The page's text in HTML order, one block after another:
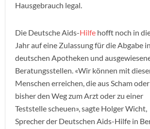
Hausgebrauch legal.
Die Deutsche Aids-Hilfe hofft noch in
Jahr auf eine Zulassung für die Abgabe in
deutschen Apotheken und
Beratungsstellen. «Wir können mit
Menschen erreichen, die aus Scham
bisher den Weg zum Arzt oder zu einer
Teststelle scheuen», sagte Holger Wicht,
Sprecher der Deutschen Aids-Hilfe in